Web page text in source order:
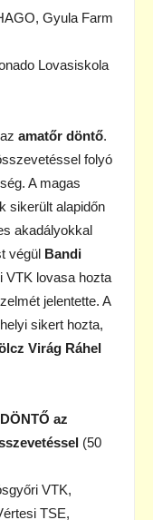
Gyula Farm
Lovasiskola
amatőr döntő.
folyó
A magas
sikerült alapidőn
akadályokkal
végül Bandi
lovasa hozta
jelentette. A
sikert hozta,
Virág Ráhel
az
(50
VTK,
TSE,